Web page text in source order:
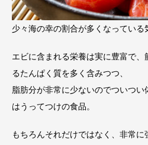
少々海の幸の割合が多くなっている
エビに含まれる栄養は実に豊富で
るたんぱく質を多く含みつつ、
脂肪分が非常に少ないのでついつ
はうってつけの食品。
もちろんそれだけではなく、非常